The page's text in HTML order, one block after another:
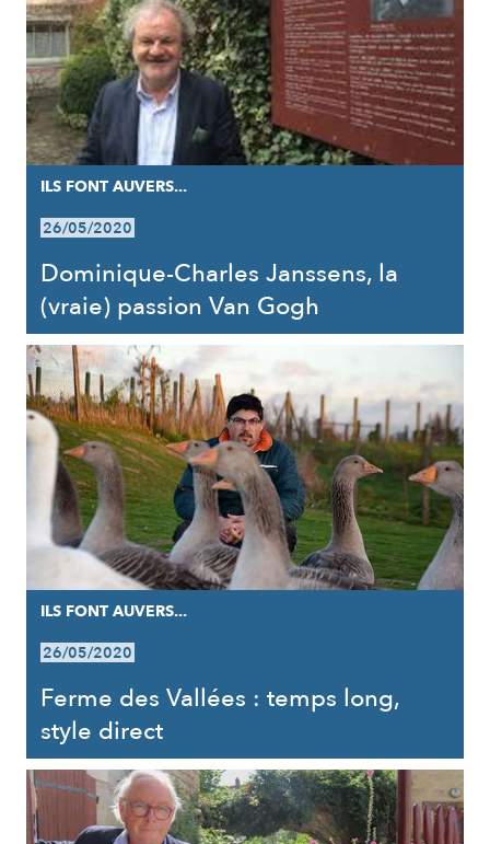
ILS FONT AUVERS...
26/05/2020
Dominique-Charles Janssens, la
(vraie) passion Van Gogh
ILS FONT AUVERS...
26/05/2020
Ferme des Vallées : temps long,
style direct